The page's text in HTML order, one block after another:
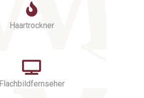
Haartrockner
Flachbildfernseher